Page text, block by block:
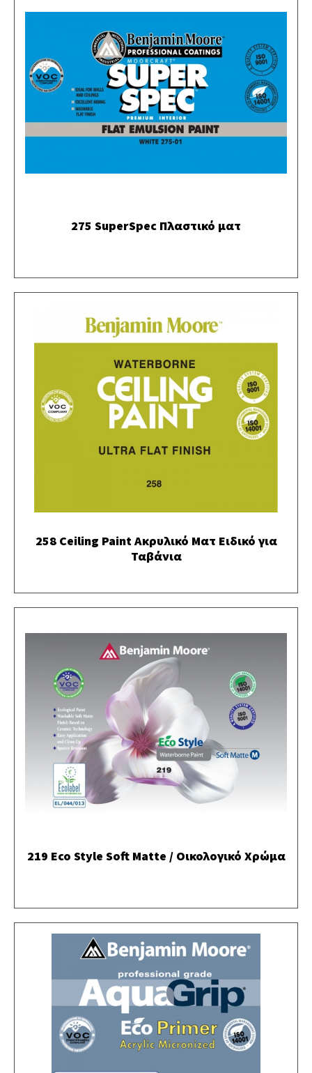
275 SuperSpec Πλαστικό ματ
258 Ceiling Paint Ακρυλικό Ματ Ειδικό για
Ταβάνια
219 Eco Style Soft Matte / Οικολογικό Χρώμα